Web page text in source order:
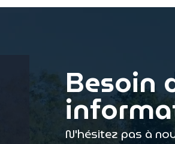
Besoin
N'hésitez pas à